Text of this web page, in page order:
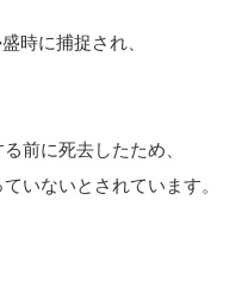
時に捕捉され、
前に死去したため、
いないとされています。